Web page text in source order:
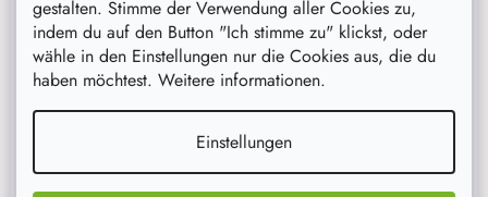
gestalten. Stimme der Verwendung aller Cookies zu,
indem du auf den Button "Ich stimme zu" klickst, oder
wähle in den Einstellungen nur die Cookies aus, die du
haben möchtest. Weitere informationen.
Einstellungen